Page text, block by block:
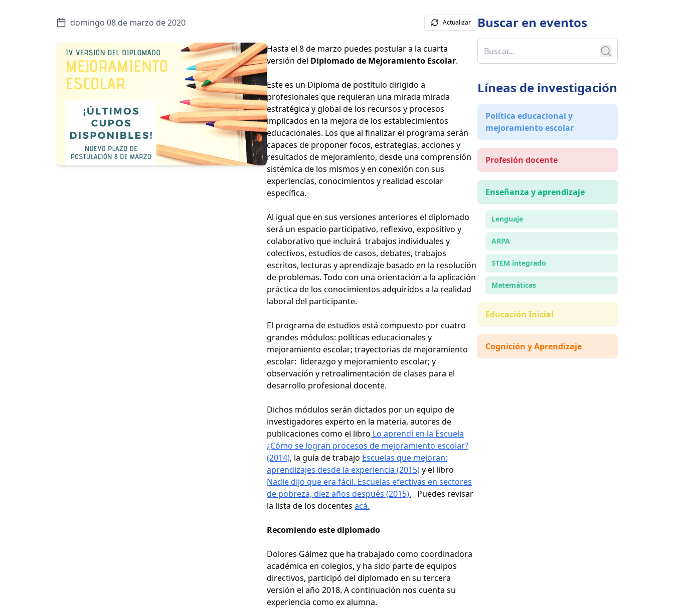
domingo 08 de marzo de 2020 Actualizar
Hasta el 8 de marzo puedes postular a la cuarta
versión del Diplomado de Mejoramiento Escolar.
Este es un Diploma de postítulo dirigido a
profesionales que requieran una mirada mirada
estratégica y global de los recursos y procesos
implicados en la mejora de los establecimientos
educacionales. Los que al finalizar el programa serán
capaces de proponer focos, estrategias, acciones y
resultados de mejoramiento, desde una comprensión
sistémica de los mismos y en conexión con sus
experiencias, conocimientos y realidad escolar
específica.
Al igual que en sus versiones anteriores el diplomado
será un espacio participativo, reflexivo, expositivo y
colaborativo que incluirá trabajos individuales y
colectivos, estudios de casos, debates, trabajos
escritos, lecturas y aprendizaje basado en la resolución
de problemas. Todo con una orientación a la aplicación
práctica de los conocimientos adquiridos a la realidad
laboral del participante.
El programa de estudios está compuesto por cuatro
grandes módulos: políticas educacionales y
mejoramiento escolar; trayectorias de mejoramiento
escolar: liderazgo y mejoramiento escolar; y
observación y retroalimentación de clases para el
desarrollo profesional docente.
Dichos módulos serán dictados por un equipo de
investigadores experto en la materia, autores de
publicaciones como el libro Lo aprendí en la Escuela
¿Cómo se logran procesos de mejoramiento escolar?
(2014), la guía de trabajo Escuelas que mejoran:
aprendizajes desde la experiencia (2015)y el libro
Nadie dijo que era fácil. Escuelas efectivas en sectores
de pobreza, diez años después (2015). Puedes revisar
la lista de los docentes acá.
Recomiendo este diplomado
Dolores Gálmez que ha trabajado como coordinadora
académica en colegios, y ha sido parte de equipos
directivos, participó del diplomado en su tercera
versión el año 2018. A continuación nos cuenta su
experiencia como ex alumna.
Buscar en eventos
Líneas de investigación
Política educacional y
mejoramiento escolar
Profesión docente
Enseñanza y aprendizaje
Lenguaje
ARPA
STEM integrado
Matemáticas
Educación Inicial
Cognición y Aprendizaje